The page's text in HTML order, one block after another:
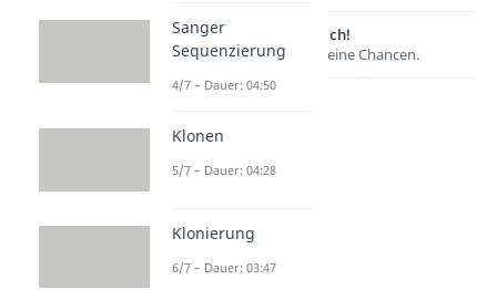
Lernen lohnt sich!
Entdecke hier deine Chancen.
Sanger
Sequenzierung
4/7 – Dauer: 04:50
Klonen
5/7 – Dauer: 04:28
Klonierung
6/7 – Dauer: 03:47